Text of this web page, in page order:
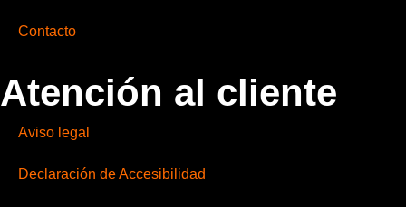
Contacto
Atención al cliente
Aviso legal
Declaración de Accesibilidad